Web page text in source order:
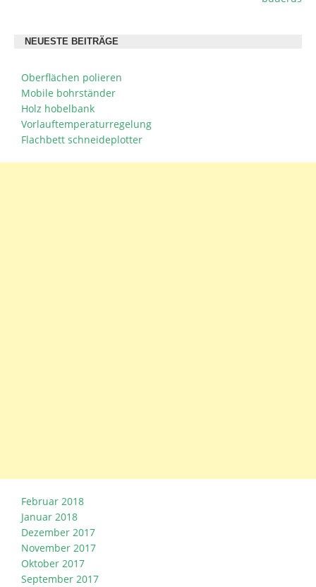
NEUESTE BEITRÄGE
Oberflächen polieren
Mobile bohrständer
Holz hobelbank
Vorlauftemperaturregelung
Flachbett schneideplotter
Februar 2018
Januar 2018
Dezember 2017
November 2017
Oktober 2017
September 2017